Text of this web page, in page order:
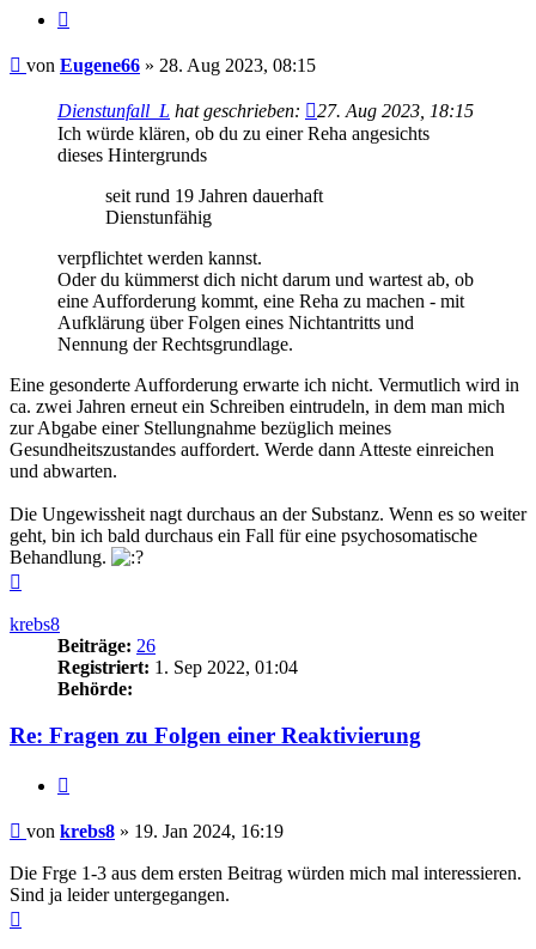
Beitrag
von Eugene66 » 28. Aug 2023, 08:15
Dienstunfall_L hat geschrieben:
27. Aug 2023, 18:15
Ich würde klären, ob du zu einer Reha angesichts
dieses Hintergrunds
seit rund 19 Jahren dauerhaft
Dienstunfähig
verpflichtet werden kannst.
Oder du kümmerst dich nicht darum und wartest ab, ob
eine Aufforderung kommt, eine Reha zu machen - mit
Aufklärung über Folgen eines Nichtantritts und
Nennung der Rechtsgrundlage.
Eine gesonderte Aufforderung erwarte ich nicht. Vermutlich wird in
ca. zwei Jahren erneut ein Schreiben eintrudeln, in dem man mich
zur Abgabe einer Stellungnahme bezüglich meines
Gesundheitszustandes auffordert. Werde dann Atteste einreichen
und abwarten.
Die Ungewissheit nagt durchaus an der Substanz. Wenn es so weiter
geht, bin ich bald durchaus ein Fall für eine psychosomatische
Behandlung.
krebs8
Beiträge: 26
Registriert: 1. Sep 2022, 01:04
Behörde:
Re: Fragen zu Folgen einer Reaktivierung
Beitrag
von krebs8 » 19. Jan 2024, 16:19
Die Frge 1-3 aus dem ersten Beitrag würden mich mal interessieren.
Sind ja leider untergegangen.